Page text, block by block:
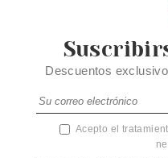
Descuentos
Acepto el